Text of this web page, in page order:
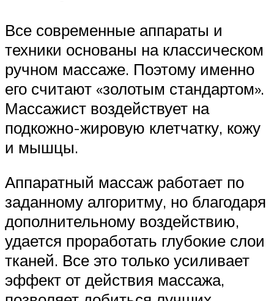
Все современные аппараты и
техники основаны на классическом
ручном массаже. Поэтому именно
его считают «золотым стандартом».
Массажист воздействует на
подкожно-жировую клетчатку, кожу
и мышцы.
Аппаратный массаж работает по
заданному алгоритму, но благодаря
дополнительному воздействию,
удается проработать глубокие слои
тканей. Все это только усиливает
эффект от действия массажа,